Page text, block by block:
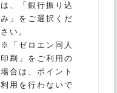
は、「銀行振り込
み」をご選択くだ
さい。
※「ゼロエン同人
印刷」をご利用の
場合は、ポイント
利用を行わないで